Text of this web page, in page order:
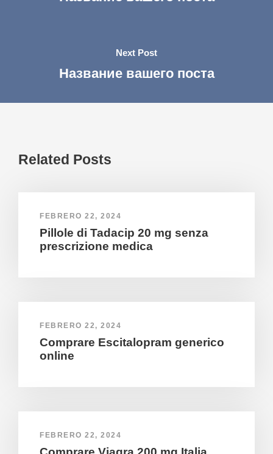
Next Post
Название вашего поста
Related Posts
FEBRERO 22, 2024
Pillole di Tadacip 20 mg senza
prescrizione medica
FEBRERO 22, 2024
Comprare Escitalopram generico
online
FEBRERO 22, 2024